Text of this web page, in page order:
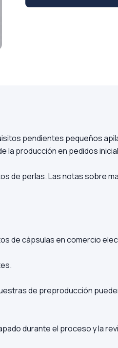
pendientes pequeños
producción en pedidos
de perlas. Las notas sobre
de cápsulas en comercio
de preproducción
durante el proceso y la